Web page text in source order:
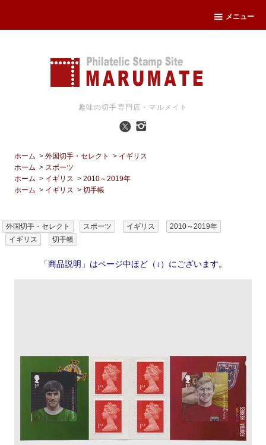
メニュー
趣味の切手専門店・マルメイト
ホーム >外国切手・セレクト > イギリス
ホーム > スポーツ
ホーム > イギリス >2010～2019年
ホーム > イギリス >切手帳
外国切手・セレクト スポーツ イギリス
2010～2019年
イギリス
切手帳
「商品説明」はページ中ほど（↓）にございます。